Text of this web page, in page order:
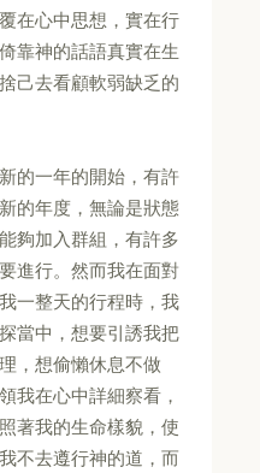
在心中思想，實在行
靠神的話語真實在生
己去看顧軟弱缺乏的
的一年的開始，有許
的年度，無論是狀態
夠加入群組，有許多
進行。然而我在面對
一整天的行程時，我
當中，想要引誘我把
，想偷懶休息不做
我在心中詳細察看，
著我的生命樣貌，使
不去遵行神的道，而